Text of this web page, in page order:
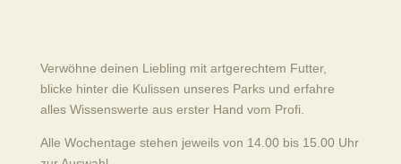
Verwöhne deinen Liebling mit artgerechtem Futter,
blicke hinter die Kulissen unseres Parks und erfahre
alles Wissenswerte aus erster Hand vom Profi.
Alle Wochentage stehen jeweils von 14.00 bis 15.00 Uhr